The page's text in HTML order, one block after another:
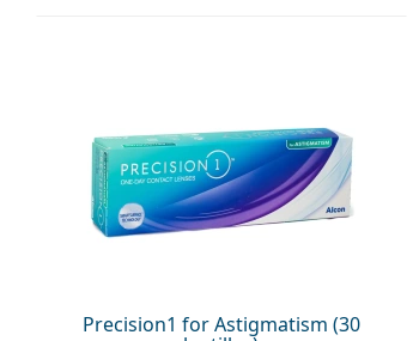
Precision1 for Astigmatism (30